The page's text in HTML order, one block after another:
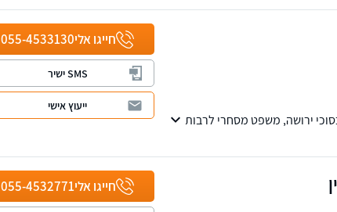
וייצוג במגוון נוסף של
ירושה, משפט מסחרי לרבות
חייגו אלי055-4533130
SMS ישיר
ייעוץ אישי
חייגו אלי055-4532771